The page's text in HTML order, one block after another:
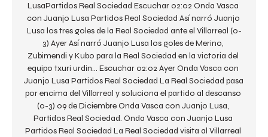
LusaPartidos Real Sociedad Escuchar 02:02 Onda Vasca
con Juanjo Lusa Partidos Real Sociedad Así narró Juanjo
Lusa los tres goles de la Real Sociedad ante el Villarreal (0-
3) Ayer Así narró Juanjo Lusa los goles de Merino,
Zubimendi y Kubo para la Real Sociedad en la victoria del
equipo txuri urdin… Escuchar 02:02 Ayer Onda Vasca con
Juanjo Lusa Partidos Real Sociedad La Real Sociedad pasa
por encima del Villarreal y soluciona el partido al descanso
(0-3) 09 de Diciembre Onda Vasca con Juanjo Lusa,
Partidos Real Sociedad. Onda Vasca con Juanjo Lusa
Partidos Real Sociedad La Real Sociedad visita al Villarreal